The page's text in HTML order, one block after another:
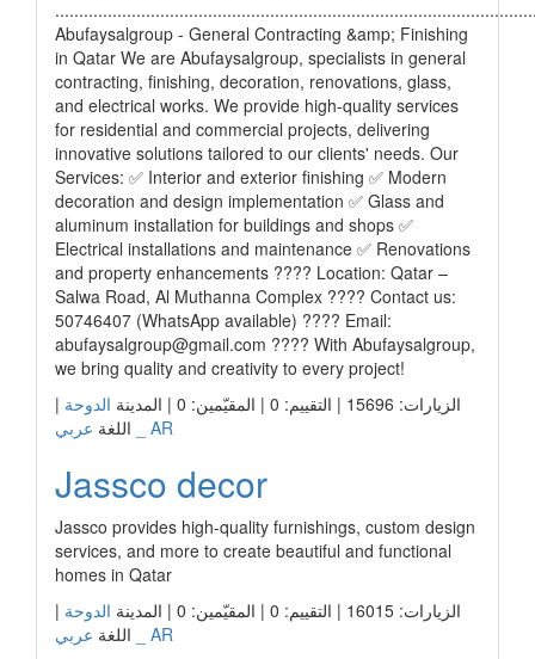
Abufaysalgroup - General Contracting &amp; Finishing
in Qatar We are Abufaysalgroup, specialists in general
contracting, finishing, decoration, renovations, glass,
and electrical works. We provide high-quality services
for residential and commercial projects, delivering
innovative solutions tailored to our clients' needs. Our
Services: ✅ Interior and exterior finishing ✅ Modern
decoration and design implementation ✅ Glass and
aluminum installation for buildings and shops ✅
Electrical installations and maintenance ✅ Renovations
and property enhancements ???? Location: Qatar –
Salwa Road, Al Muthanna Complex ???? Contact us:
50746407 (WhatsApp available) ???? Email:
abufaysalgroup@gmail.com ???? With Abufaysalgroup,
we bring quality and creativity to every project!
الزيارات: 15696 | التقييم: 0 | المقيّمين: 0 | المدينة
الدوحة |
اللغة عربي _ AR
Jassco decor
Jassco provides high-quality furnishings, custom design
services, and more to create beautiful and functional
homes in Qatar
الزيارات: 16015 | التقييم: 0 | المقيّمين: 0 | المدينة
الدوحة |
اللغة عربي _ AR